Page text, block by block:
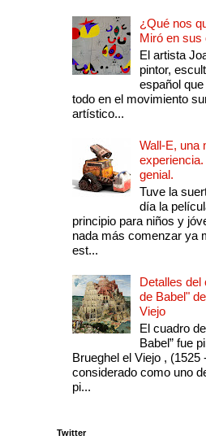
¿Qué nos
Miró en sus
El artista
pintor,
español
todo en el movimiento
artístico...
Wall-E, una
genial.
Tuve la
día la
principio para niños y
nada más comenzar ya
est...
Detalles del
de Babel"
Viejo
El cuadro
Babel” fue
Brueghel el Viejo , (1525
considerado como uno
pi...
Twitter